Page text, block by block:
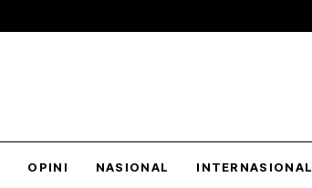
OPINI NASIONAL INTERNASIONAL